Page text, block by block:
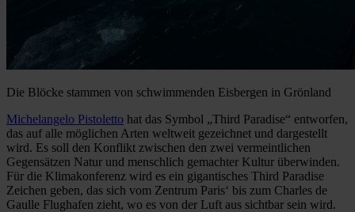
Die Blöcke stammen von schwimmenden Eisbergen in Grönland
Michelangelo Pistoletto hat das Symbol „Third Paradise“ entworfen,
das auf alle möglichen Arten weltweit gezeichnet und dargestellt
wird. Es soll den Konflikt zwischen den zwei vermeintlichen
Gegensätzen Natur und menschlich gemachter Kultur überwinden.
Für die Klimakonferenz wird es ein gigantisches Third Paradise
Zeichen geben, das sich vom Zentrum Paris‘ bis zum Charles de
Gaulle Flughafen zieht, wo es von der Luft aus sichtbar sein wird.